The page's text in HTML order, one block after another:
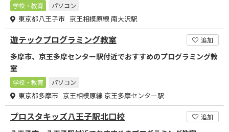
学校・教育 パソコン
東京都八王子市 京王相模原線 南大沢駅
遊テックプログラミング教室 追加
多摩市、京王多摩センター駅付近でおすすめのプログラミング教
室
学校・教育 パソコン
東京都多摩市 京王相模原線 京王多摩センター駅
プロスタキッズ八王子駅北口校 追加